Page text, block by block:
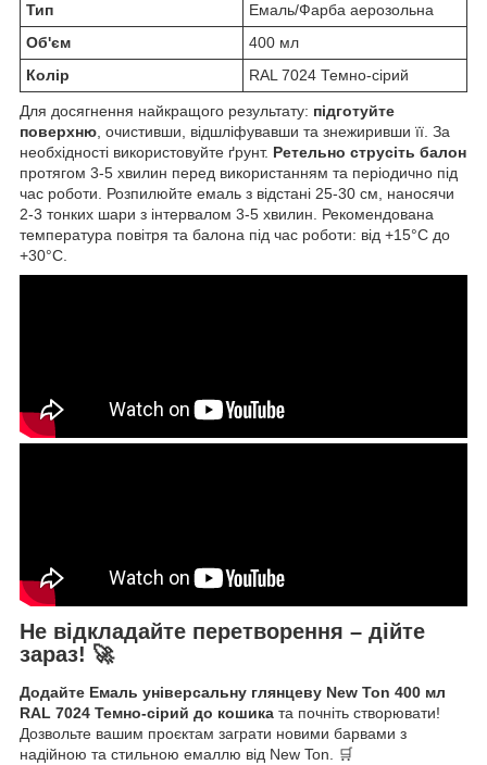
Тип
Емаль/Фарба аерозольна
Об'єм
400 мл
Колір
RAL 7024 Темно-сірий
Для досягнення найкращого результату: підготуйте
поверхню , очистивши, відшліфувавши та знежиривши її. За
необхідності використовуйте ґрунт. Ретельно струсіть балон
протягом 3-5 хвилин перед використанням та періодично під
час роботи. Розпилюйте емаль з відстані 25-30 см, наносячи
2-3 тонких шари з інтервалом 3-5 хвилин. Рекомендована
температура повітря та балона під час роботи: від +15°C до
+30°С.
Не відкладайте перетворення – дійте
зараз! 🚀
Додайте Емаль універсальну глянцеву New Ton 400 мл
RAL 7024 Темно-сірий до кошика та почніть створювати!
Дозвольте вашим проєктам заграти новими барвами з
надійною та стильною емаллю від New Ton. 🛒